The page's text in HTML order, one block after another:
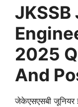
2025
And
जेकेएसएसबी जूनियर